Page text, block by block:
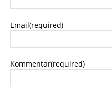
Email(required)
Kommentar(required)